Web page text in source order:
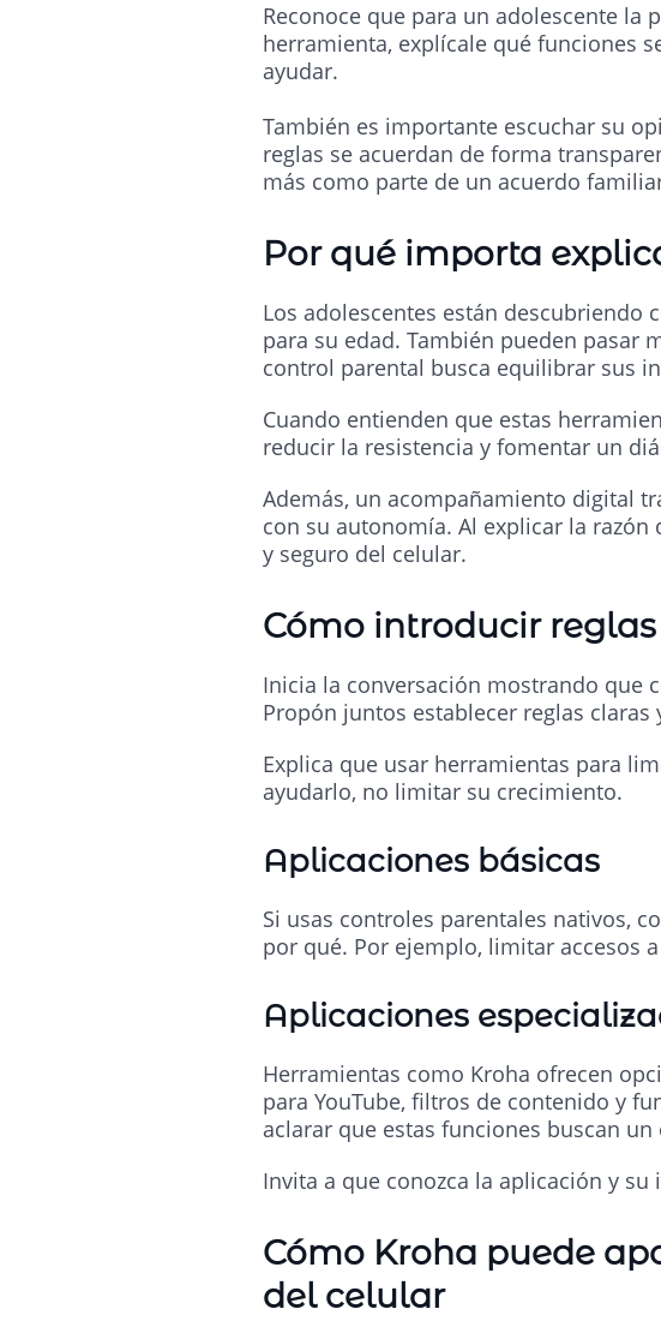
Reconoce que para un adolescente la
herramienta, explícale qué funciones
ayudar.
También es importante escuchar su
reglas se acuerdan de forma
más como parte de un acuerdo
Por qué importa
Los adolescentes están
para su edad. También pueden pasar
control parental busca equilibrar sus
Cuando entienden que estas
reducir la resistencia y fomentar un
Además, un acompañamiento digital
con su autonomía. Al explicar la
y seguro del celular.
Cómo introducir
Inicia la conversación mostrando que
Propón juntos establecer reglas
Explica que usar herramientas para
ayudarlo, no limitar su crecimiento.
Aplicaciones básicas
Si usas controles parentales nativos,
por qué. Por ejemplo, limitar accesos
Aplicaciones
Herramientas como Kroha ofrecen
para YouTube, filtros de contenido y
aclarar que estas funciones buscan
Invita a que conozca la aplicación y
Cómo Kroha puede
del celular